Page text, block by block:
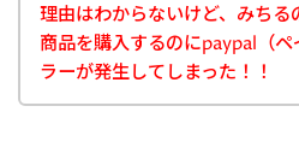
理由はわからないけど、みちる
商品を購入するのにpaypal（
ラーが発生してしまった！！